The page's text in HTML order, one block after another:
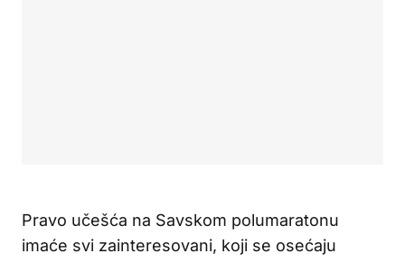
Pravo učešća na Savskom polumaratonu
imaće svi zainteresovani, koji se osećaju